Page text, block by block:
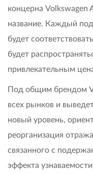
концерна Volkswagen
название. Каждый
будет
будет
привлекательным
Под общим брендом
всех рынков и
новый уровень,
реорганизация
связанного с
эффекта